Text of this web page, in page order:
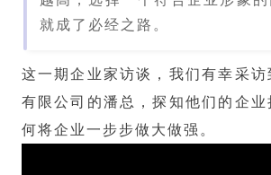
就成了必经之路。
这一期企业家访谈，我们有幸采访
有限公司的潘总
，探知他们的企
何将企业一步步做大做强。